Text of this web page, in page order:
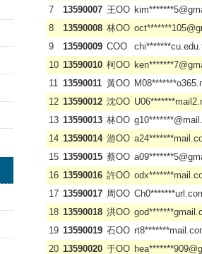
7
13590007 王OO
8
13590008 林OO
9
13590009 COO
10 13590010 柯OO
11
13590011 黃OO
12 13590012 沈OO
13 13590013 林OO
14 13590014 游OO
15 13590015 蔡OO
16 13590016 許OO
17 13590017 周OO
18 13590018 洪OO
19 13590019 石OO
20 13590020 于OO